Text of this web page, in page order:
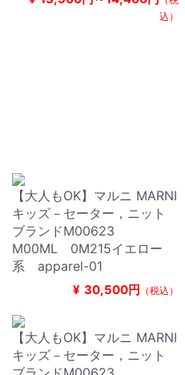
込）
【大人もOK】マルニ MARNI
キッズ－セーター，ニット
ブランドM00623
M00ML 0M215イエロー
系 apparel-01
¥ 30,500円 （税込）
【大人もOK】マルニ MARNI
キッズ－セーター，ニット